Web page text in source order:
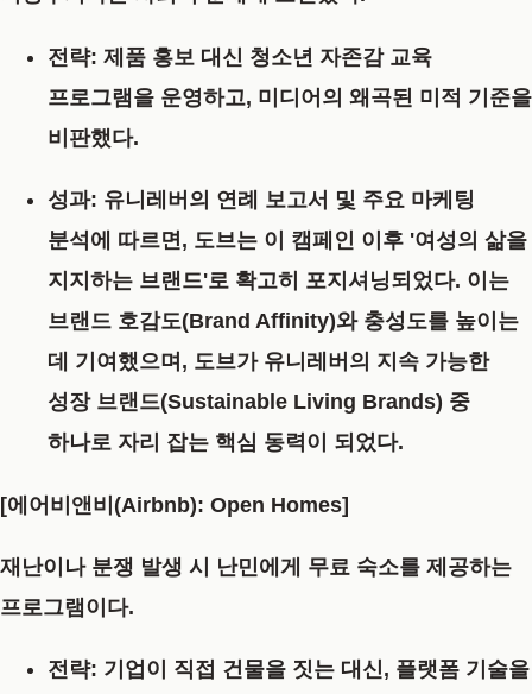
전략: 제품 홍보 대신 청소년 자존감 교육
프로그램을 운영하고, 미디어의 왜곡된 미적 기준을
비판했다.
성과: 유니레버의 연례 보고서 및 주요 마케팅
분석에 따르면, 도브는 이 캠페인 이후 '여성의 삶을
지지하는 브랜드'로 확고히 포지셔닝되었다. 이는
브랜드 호감도(Brand Affinity)와 충성도를 높이는
데 기여했으며, 도브가 유니레버의 지속 가능한
성장 브랜드(Sustainable Living Brands) 중
하나로 자리 잡는 핵심 동력이 되었다.
[에어비앤비(Airbnb): Open Homes]
재난이나 분쟁 발생 시 난민에게 무료 숙소를 제공하는
프로그램이다.
전략: 기업이 직접 건물을 짓는 대신, 플랫폼 기술을